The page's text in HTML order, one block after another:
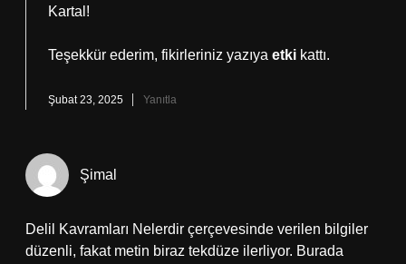
Kartal!
Teşekkür ederim, fikirleriniz yazıya etki kattı.
Şubat 23, 2025 Yanıtla
Şimal
Delil Kavramları Nelerdir çerçevesinde verilen bilgiler
düzenli, fakat metin biraz tekdüze ilerliyor. Burada